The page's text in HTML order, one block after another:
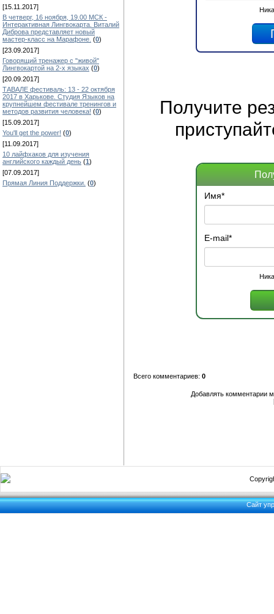
[15.11.2017]
В четверг, 16 ноября, 19.00 МСК -
Интерактивная Лингвокарта. Виталий
Диброва представляет новый
мастер-класс на Марафоне. (0)
[23.09.2017]
Говорящий тренажер с "живой"
Лингвокартой на 2-х языках (0)
[20.09.2017]
ТАВАЛЕ фестиваль: 13 - 22 октября
2017 в Харькове. Студия Языков на
крупнейшем фестивале тренингов и
методов развития человека! (0)
[15.09.2017]
You'll get the power! (0)
[11.09.2017]
10 лайфхаков для изучения
английского каждый день (1)
[07.09.2017]
Прямая Линия Поддержки. (0)
Получите
Имя*
E-mail*
Всего комментариев: 0
Добавлять комментарии
Сайт